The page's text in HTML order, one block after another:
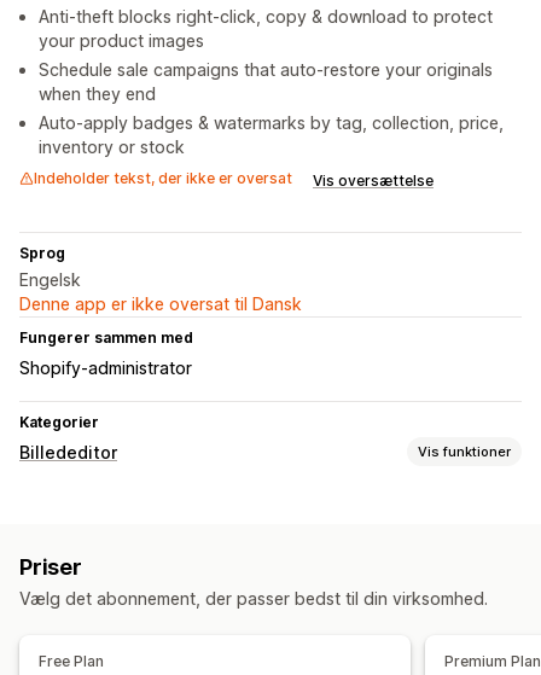
Anti-theft blocks right-click, copy & download to protect
your product images
Schedule sale campaigns that auto-restore your originals
when they end
Auto-apply badges & watermarks by tag, collection, price,
inventory or stock
Indeholder tekst, der ikke er oversat Vis oversættelse
Sprog
Engelsk
Denne app er ikke oversat til Dansk
Fungerer sammen med
Shopify-administrator
Kategorier
Billededitor Vis funktioner
Priser
Vælg det abonnement, der passer bedst til din virksomhed.
Free Plan Premium Plan